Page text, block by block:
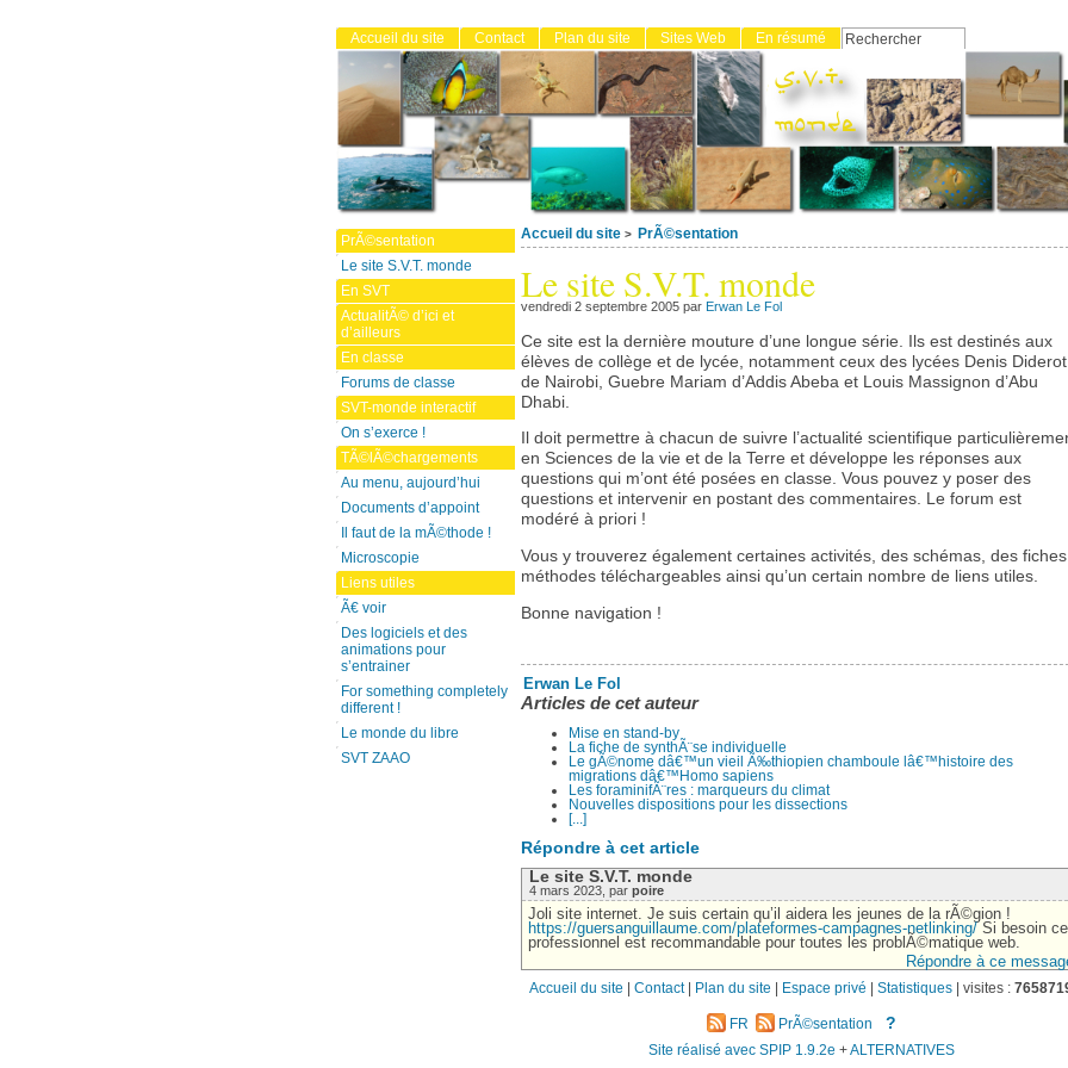
Accueil du site > PrÃ©sentation
Le site S.V.T. monde
vendredi 2 septembre 2005 par Erwan Le Fol
Ce site est la dernière mouture d’une longue série. Ils est destinés aux
élèves de collège et de lycée, notamment ceux des lycées Denis Diderot
de Nairobi, Guebre Mariam d’Addis Abeba et Louis Massignon d’Abu
Dhabi.
Il doit permettre à chacun de suivre l’actualité scientifique
en Sciences de la vie et de la Terre et développe les réponses aux
questions qui m’ont été posées en classe. Vous pouvez y poser des
questions et intervenir en postant des commentaires. Le forum est
modéré à priori !
Vous y trouverez également certaines activités, des schémas, des fiches
méthodes téléchargeables ainsi qu’un certain nombre de liens utiles.
Bonne navigation !
Erwan Le Fol
Articles de cet auteur
Mise en stand-by
La fiche de synthÃ¨se individuelle
Le gÃ©nome dâ€™un vieil Ã‰thiopien chamboule lâ€™histoire des
migrations dâ€™Homo sapiens
Les foraminifÃ¨res : marqueurs du climat
Nouvelles dispositions pour les dissections
[...]
Répondre à cet article
Le site S.V.T. monde
4 mars 2023, par poire
Joli site internet. Je suis certain qu’il aidera les jeunes de la rÃ©gion !
https://guersanguillaume.com/plateformes-campagnes-netlinking/ Si besoin ce
professionnel est recommandable pour toutes les problÃ©matique web.
Répondre à ce
Accueil du site Contact Plan du site Sites Web En résumé
PrÃ©sentation
Le site S.V.T. monde
En SVT
ActualitÃ© d’ici et
d’ailleurs
En classe
Forums de classe
SVT-monde interactif
On s’exerce !
TÃ©lÃ©chargements
Au menu, aujourd’hui
Documents d’appoint
Il faut de la mÃ©thode !
Microscopie
Liens utiles
Ã€ voir
Des logiciels et des
animations pour
s’entrainer
For something completely
different !
Le monde du libre
SVT ZAAO
Accueil du site Contact| Plan du site Espace privé Statistiques visites :
FR PrÃ©sentation ?
Site réalisé avec SPIP 1.9.2e +ALTERNATIVES